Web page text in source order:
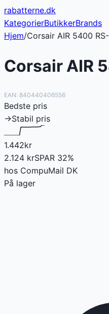
rabatterne.dk
KategorierButikkerBrands
Hjem/Corsair AIR 5400
Corsair AIR
EAN: 840440406556
Bedste pris
→Stabil pris
1.442kr
2.124 krSPAR 32%
hos CompuMail DK
På lager